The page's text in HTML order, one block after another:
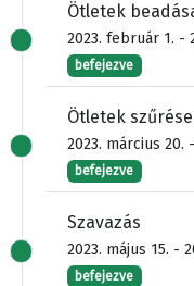
Ötletek
2023. február 1. -
befejezve
Ötletek szűrése
2023. március 20.
befejezve
Szavazás
2023. május 15. -
befejezve